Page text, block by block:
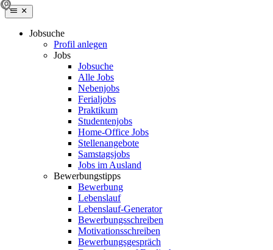
Jobsuche
Profil anlegen
Jobs
Jobsuche
Alle Jobs
Nebenjobs
Ferialjobs
Praktikum
Studentenjobs
Home-Office Jobs
Stellenangebote
Samstagsjobs
Jobs im Ausland
Bewerbungstipps
Bewerbung
Lebenslauf
Lebenslauf-Generator
Bewerbungsschreiben
Motivationsschreiben
Bewerbungsgespräch